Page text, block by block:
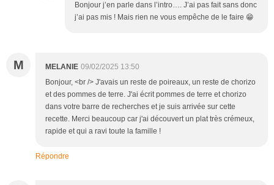
Bonjour j’en parle dans l’intro…. J’ai pas fait sans donc
j’ai pas mis ! Mais rien ne vous empêche de le faire 😁
M MELANIE 09/02/2025 13:50
Bonjour, <br /> J'avais un reste de poireaux, un reste de chorizo
et des pommes de terre. J'ai écrit pommes de terre et chorizo
dans votre barre de recherches et je suis arrivée sur cette
recette. Merci beaucoup car j'ai découvert un plat très crémeux,
rapide et qui a ravi toute la famille !
Répondre